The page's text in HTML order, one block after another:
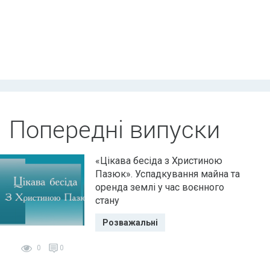
Попередні випуски
0 0
«Цікава бесіда з Христиною
Пазюк». Успадкування майна та
оренда землі у час воєнного
стану
Розважальні